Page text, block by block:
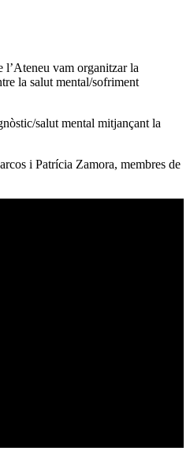
l’Ateneu vam organitzar la
la salut mental/sofriment
salut mental mitjançant la
i Patrícia Zamora, membres de